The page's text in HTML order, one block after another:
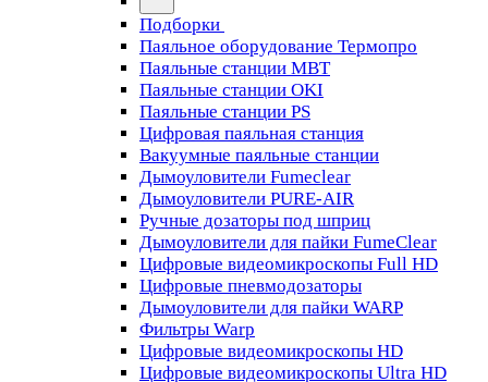
Подборки
Паяльное оборудование Термопро
Паяльные станции MBT
Паяльные станции OKI
Паяльные станции PS
Цифровая паяльная станция
Вакуумные паяльные станции
Дымоуловители Fumeclear
Дымоуловители PURE-AIR
Ручные дозаторы под шприц
Дымоуловители для пайки FumeClear
Цифровые видеомикроскопы Full HD
Цифровые пневмодозаторы
Дымоуловители для пайки WARP
Фильтры Warp
Цифровые видеомикроскопы HD
Цифровые видеомикроскопы Ultra HD